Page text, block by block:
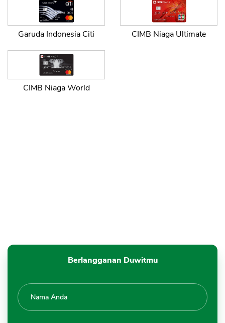
Garuda Indonesia Citi CIMB Niaga Ultimate
CIMB Niaga World
Berlangganan Duwitmu